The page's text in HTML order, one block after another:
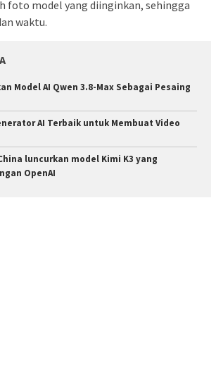
foto model yang diinginkan, sehingga
waktu.
Model AI Qwen 3.8-Max Sebagai Pesaing
AI Terbaik untuk Membuat Video
luncurkan model Kimi K3 yang
OpenAI